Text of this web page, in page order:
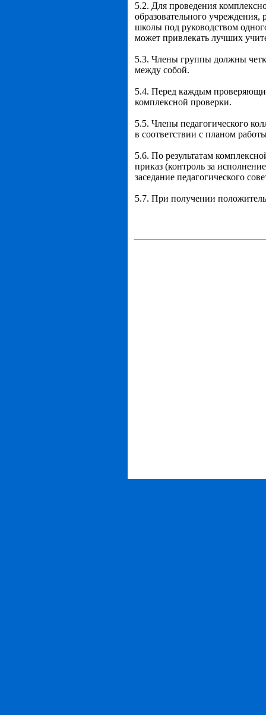
5.2. Для проведения
образовательного
школы под руководством
может привлекать лучших
5.3. Члены группы должны
между собой.
5.4. Перед каждым
комплексной проверки.
5.5. Члены педагогического
в соответствии с планом
5.6. По результатам
приказ (контроль за
заседание педагогического
5.7. При получении